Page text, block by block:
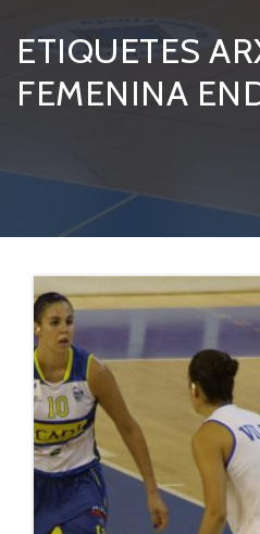
ETIQUETES
FEMENINA